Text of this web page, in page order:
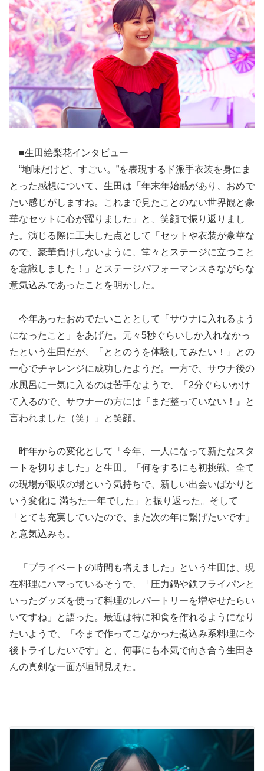
■生田絵梨花インタビュー
“地味だけど、すごい。”を表現するド派手衣装を身にま
とった感想について、生田は「年末年始感があり、おめで
たい感じがしますね。これまで見たことのない世界観と豪
華なセットに心が躍りました」と、笑顔で振り返りまし
た。演じる際に工夫した点として「セットや衣装が豪華な
ので、豪華負けしないように、堂々とステージに立つこと
を意識しました！」とステージパフォーマンスさながらな
意気込みであったことを明かした。
今年あったおめでたいこととして「サウナに入れるよう
になったこと」をあげた。元々5秒ぐらいしか入れなかっ
たという生田だが、「ととのうを体験してみたい！」との
一心でチャレンジに成功したようだ。一方で、サウナ後の
水風呂に一気に入るのは苦手なようで、「2分ぐらいかけ
て入るので、サウナーの方には『まだ整っていない！』と
言われました（笑）」と笑顔。
昨年からの変化として「今年、一人になって新たなスタ
ートを切りました」と生田。「何をするにも初挑戦、全て
の現場が吸収の場という気持ちで、新しい出会いばかりと
いう変化に 満ちた一年でした」と振り返った。そして
「とても充実していたので、また次の年に繋げたいです」
と意気込みも。
「プライベートの時間も増えました」という生田は、現
在料理にハマっているそうで、「圧力鍋や鉄フライパンと
いったグッズを使って料理のレパートリーを増やせたらい
いですね」と語った。最近は特に和食を作れるようになり
たいようで、「今まで作ってこなかった煮込み系料理に今
後トライしたいです」と、何事にも本気で向き合う生田さ
んの真剣な一面が垣間見えた。